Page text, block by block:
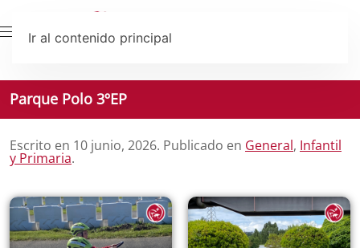
Ir al contenido principal
Parque Polo 3ºEP
Escrito en 10 junio, 2026. Publicado en General, Infantil
y Primaria.